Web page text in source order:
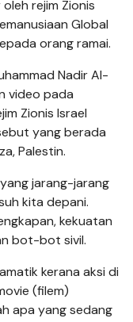
oleh rejim Zionis
Global
orang ramai.
Nadir Al-
video pada
Zionis Israel
yang berada
Palestin.
jarang-jarang
kita depani.
kekuatan
bot-bot sivil.
kerana aksi di
(filem)
apa yang sedang